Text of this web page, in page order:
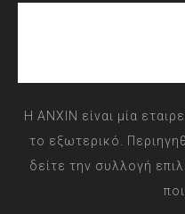
Η ANXIN είναι μία
το εξωτερικό.
δείτε την συλλογή